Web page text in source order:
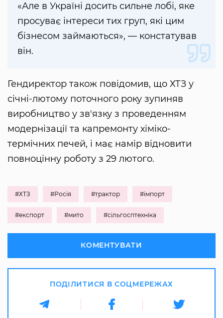
«Але в Україні досить сильне лобі, яке
просуває інтереси тих груп, які цим
бізнесом займаються», — констатував
він.
Гендиректор також повідомив, що ХТЗ у
січні-лютому поточного року зупиняв
виробництво у зв'язку з проведенням
модернізації та капремонту хіміко-
термічних печей, і має намір відновити
повноцінну роботу з 29 лютого.
#ХТЗ #Росія #трактор #імпорт
#експорт #мито #сільгосптехніка
КОМЕНТУВАТИ
ПОДІЛИТИСЯ В СОЦМЕРЕЖАХ